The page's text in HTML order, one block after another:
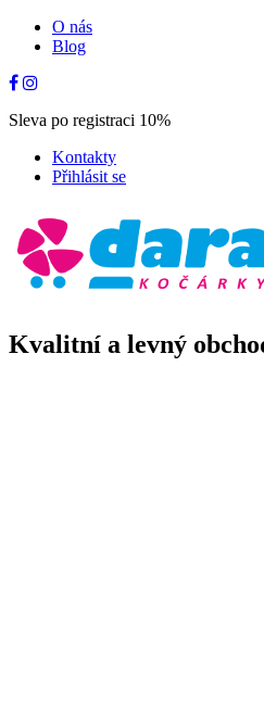
O nás
Blog
Sleva po registraci 10%
Kontakty
Přihlásit se
Kvalitní a levný